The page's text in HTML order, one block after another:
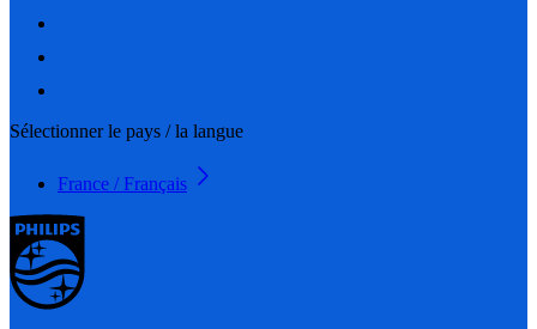
Sélectionner le pays / la langue
France / Français